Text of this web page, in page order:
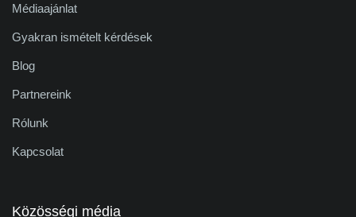
Médiaajánlat
Gyakran ismételt kérdések
Blog
Partnereink
Rólunk
Kapcsolat
Közösségi média